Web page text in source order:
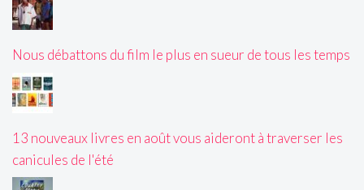
Nous débattons du film le plus en sueur de tous les temps
13 nouveaux livres en août vous aideront à traverser les
canicules de l'été